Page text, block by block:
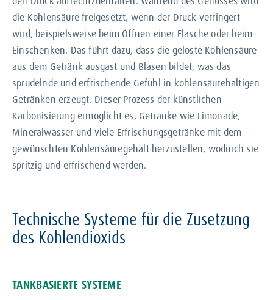
die Kohlensäure freigesetzt, wenn der Druck verringert
wird, beispielsweise beim Öffnen einer Flasche oder beim
Einschenken. Das führt dazu, dass die gelöste Kohlensäure
aus dem Getränk ausgast und Blasen bildet, was das
sprudelnde und erfrischende Gefühl in kohlensäurehaltigen
Getränken erzeugt. Dieser Prozess der künstlichen
Karbonisierung ermöglicht es, Getränke wie Limonade,
Mineralwasser und viele Erfrischungsgetränke mit dem
gewünschten Kohlensäuregehalt herzustellen, wodurch sie
spritzig und erfrischend werden.
Technische Systeme für die Zusetzung
des Kohlendioxids
TANKBASIERTE SYSTEME